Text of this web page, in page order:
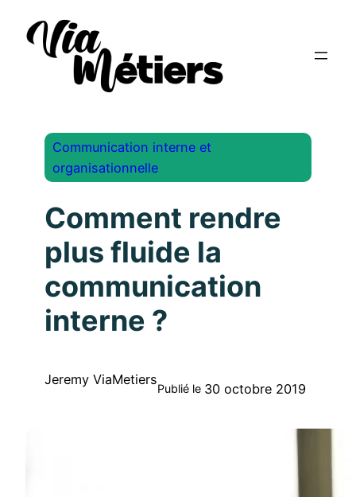
Communication interne et
organisationnelle
Comment rendre
plus fluide la
communication
interne ?
Jeremy ViaMetiers
Publié le 30 octobre 2019